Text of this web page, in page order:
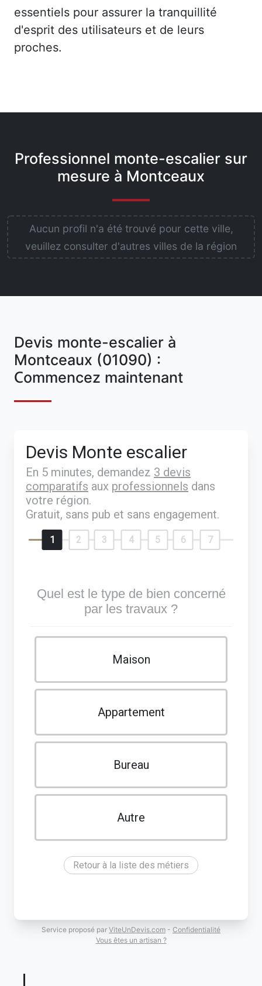
essentiels pour assurer la tranquillité
d'esprit des utilisateurs et de leurs
proches.
Professionnel monte-escalier sur
mesure à Montceaux
Aucun profil n'a été trouvé pour cette ville,
veuillez consulter d'autres villes de la région
Devis monte-escalier à
Montceaux (01090) :
Commencez maintenant
Devis Monte escalier
En 5 minutes, demandez 3 devis
comparatifs aux professionnels dans
votre région.
Gratuit, sans pub et sans engagement.
1 2 3 4 5 6 7
Quel est le type de bien concerné
par les travaux ?
Maison
Appartement
Bureau
Autre
Retour à la liste des métiers
Service proposé par ViteUnDevis.com - Confidentialité
Vous êtes un artisan ?